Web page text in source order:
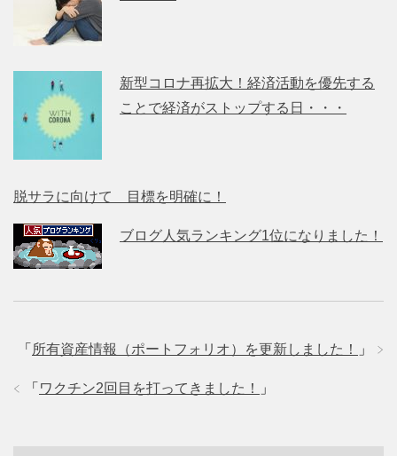
新型コロナ再拡大！経済活動を優先する
ことで経済がストップする日・・・
脱サラに向けて 目標を明確に！
ブログ人気ランキング1位になりました！
「 所有資産情報（ポートフォリオ）を更新しました！ 」
「 ワクチン2回目を打ってきました！ 」